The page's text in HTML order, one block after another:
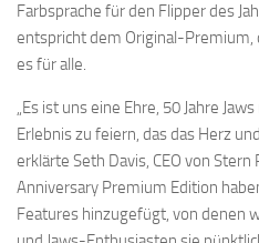
Farbsprache für den Flipper des
entspricht dem Original-Premium,
es für alle.
„Es ist uns eine Ehre, 50 Jahre
Erlebnis zu feiern, das das Herz
erklärte Seth Davis, CEO von Stern
Anniversary Premium Edition
Features hinzugefügt, von denen